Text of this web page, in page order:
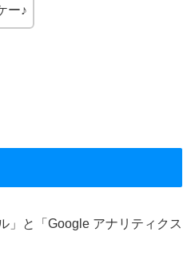
ー♪
」と「Google アナリティクス